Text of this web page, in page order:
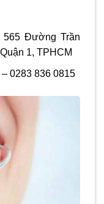
Đường Trần
1, TPHCM
0283 836 0815